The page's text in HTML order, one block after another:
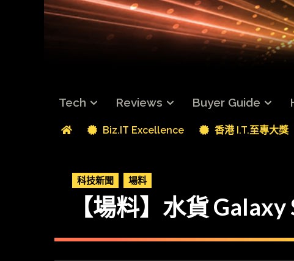
Tech Reviews Buyer Guide
Biz.IT Excellence 香港 I.T.至專大獎
科技新聞 場料
【場料】水貨